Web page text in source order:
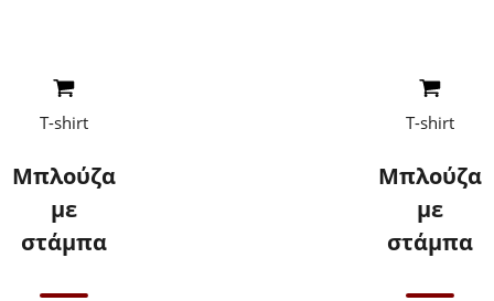
T-shirt
Μπλούζα
με
στάμπα
T-shirt
Μπλούζα
με
στάμπα